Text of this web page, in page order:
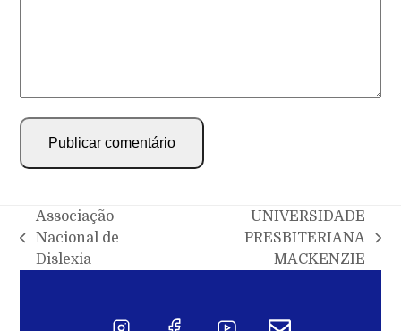
Associação
Nacional de
Dislexia
UNIVERSIDADE
PRESBITERIANA
MACKENZIE